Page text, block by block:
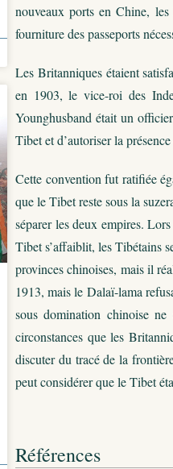
nouveaux ports en Chine,
fourniture des passeports
Les Britanniques étaient
en 1903, le vice-roi des
Younghusband était un
Tibet et d’autoriser la
Cette convention fut ratifiée
que le Tibet reste sous la
séparer les deux empires.
Tibet s’affaiblit, les Tibétains
provinces chinoises, mais il
1913, mais le Dalaï-lama
sous domination chinoise ne
circonstances que les
discuter du tracé de la
peut considérer que le Tibet
Références